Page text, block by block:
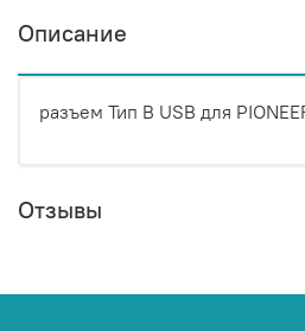
Описание
разъем Тип B USB для
Отзывы